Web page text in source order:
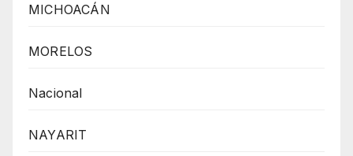
MICHOACÁN
MORELOS
Nacional
NAYARIT